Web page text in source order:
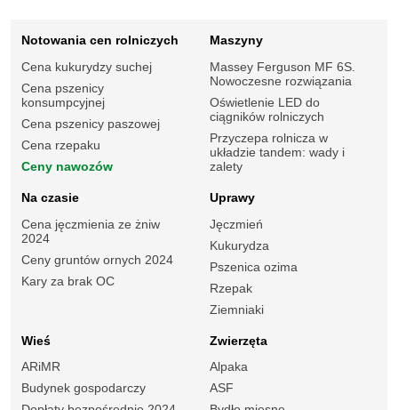
Notowania cen rolniczych
Cena kukurydzy suchej
Cena pszenicy
konsumpcyjnej
Cena pszenicy paszowej
Cena rzepaku
Ceny nawozów
Maszyny
Massey Ferguson MF 6S.
Nowoczesne rozwiązania
Oświetlenie LED do
ciągników rolniczych
Przyczepa rolnicza w
układzie tandem: wady i
zalety
Na czasie
Cena jęczmienia ze żniw
2024
Ceny gruntów ornych 2024
Kary za brak OC
Uprawy
Jęczmień
Kukurydza
Pszenica ozima
Rzepak
Ziemniaki
Wieś
ARiMR
Budynek gospodarczy
Zwierzęta
Alpaka
ASF